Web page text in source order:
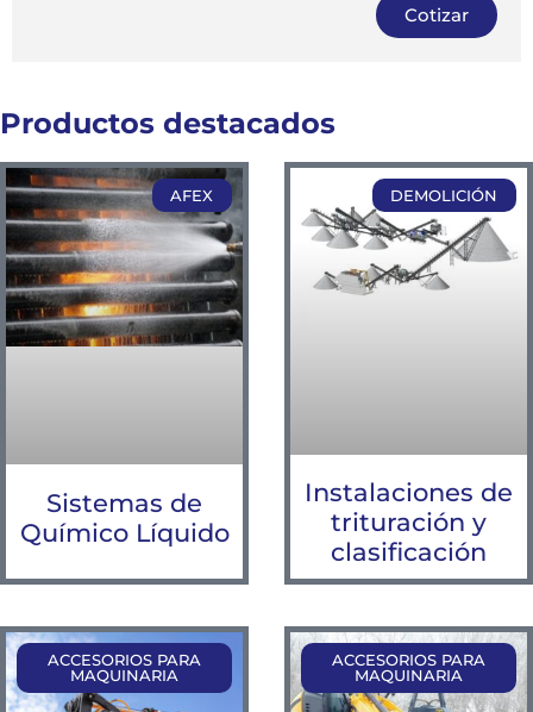
Cotizar
Productos destacados
AFEX
Sistemas de
Químico Líquido
DEMOLICIÓN
Instalaciones de
trituración y
clasificación
ACCESORIOS PARA
MAQUINARIA
ACCESORIOS PARA
MAQUINARIA